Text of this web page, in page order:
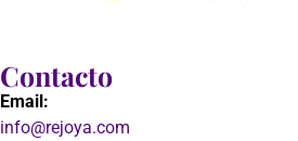
Contacto
Email:
info@rejoya.com